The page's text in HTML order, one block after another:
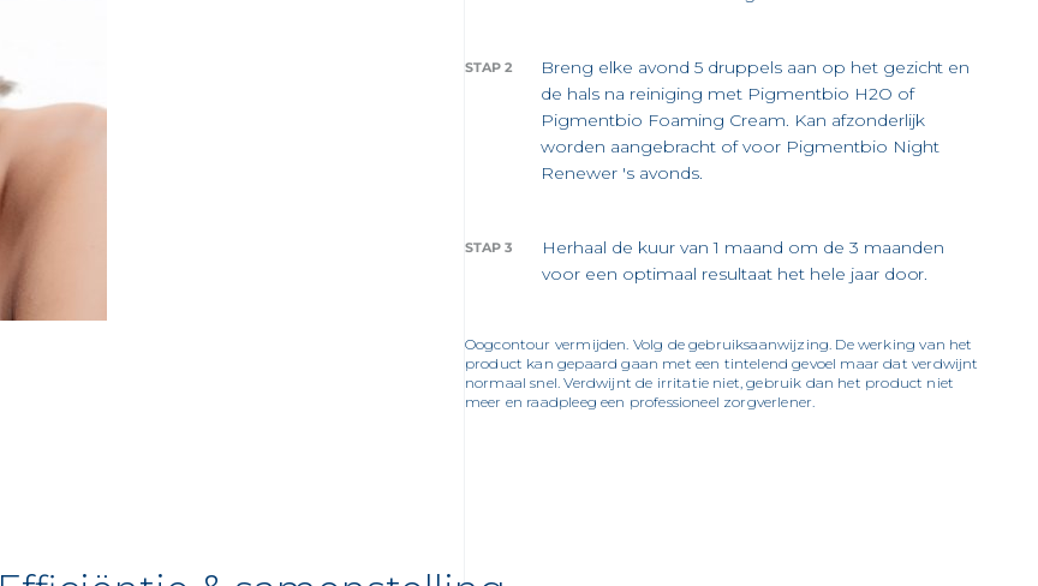
STAP 2
Breng elke avond 5 druppels aan op het gezicht en
de hals na reiniging met Pigmentbio H2O of
Pigmentbio Foaming Cream. Kan afzonderlijk
worden aangebracht of voor Pigmentbio Night
Renewer 's avonds.
STAP 3
Herhaal de kuur van 1 maand om de 3 maanden
voor een optimaal resultaat het hele jaar door.
Oogcontour vermijden. Volg de gebruiksaanwijzing. De werking van het
product kan gepaard gaan met een tintelend gevoel maar dat verdwijnt
normaal snel. Verdwijnt de irritatie niet, gebruik dan het product niet
meer en raadpleeg een professioneel zorgverlener.